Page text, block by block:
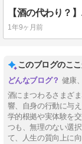
1年9ヶ月前
このブログのこ
健康
酒にまつわるさまざ
響、自身の行動に与
学的根拠や実体験を
つも、無理のない選
て、人生の質向上に